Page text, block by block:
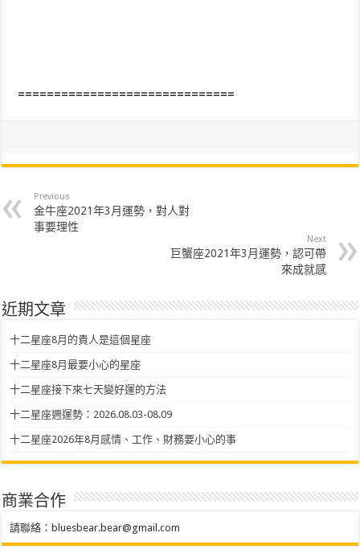
==============================
Previous
金牛座2021年3月運勢，對人對
事要理性
Next
巨蟹座2021年3月運勢，認可帶
來成就感
近期文章
十二星座8月的貴人是這個星座
十二星座8月最要小心的星座
十二星座接下來七天變好運的方法
十二星座週運勢：2026.08.03-08.09
十二星座2026年8月感情、工作、財務要小心的事
商業合作
請聯絡： bluesbear.bear@gmail.com